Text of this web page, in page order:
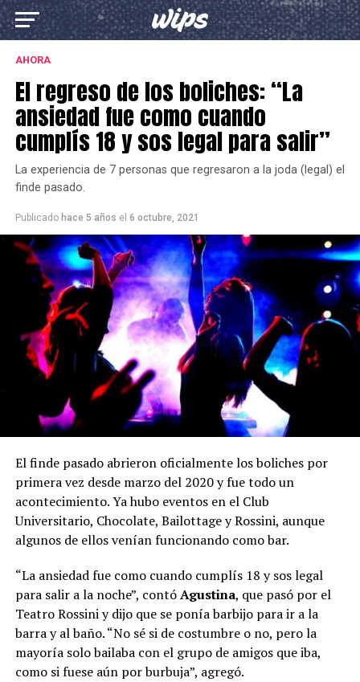
AHORA
El regreso de los boliches: “La
ansiedad fue como cuando
cumplís 18 y sos legal para salir”
La experiencia de 7 personas que regresaron a la joda (legal) el
finde pasado.
Publicado hace 5 años el 6 octubre, 2021
El finde pasado abrieron oficialmente los boliches por
primera vez desde marzo del 2020 y fue todo un
acontecimiento. Ya hubo eventos en el Club
Universitario, Chocolate, Bailottage y Rossini, aunque
algunos de ellos venían funcionando como bar.
“La ansiedad fue como cuando cumplís 18 y sos legal
para salir a la noche”, contóAgustina, que pasó por el
Teatro Rossini y dijo que se ponía barbijo para ir a la
barra y al baño. “No sé si de costumbre o no, pero la
mayoría solo bailaba con el grupo de amigos que iba,
como si fuese aún por burbuja”, agregó.